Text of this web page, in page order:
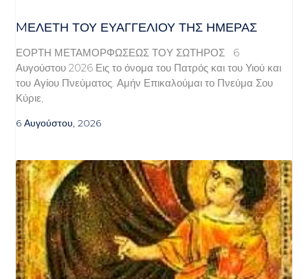
MΕΛΈΤΗ ΤΟΥ ΕΥΑΓΓΕΛΊΟΥ ΤΗΣ ΗΜΈΡΑΣ
ΕΟΡΤΗ ΜΕΤΑΜΟΡΦΩΣΕΩΣ ΤΟΥ ΣΩΤΗΡΟΣ 6
Αυγούστου 2026 Εις το όνομα του Πατρός και του Υιού και
του Αγίου Πνεύματος. Αμήν Επικαλούμαι το Πνεύμα Σου
Κύριε,
6 Αυγούστου, 2026